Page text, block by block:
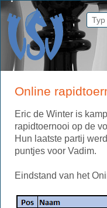
Online
Eric de Winter is
rapidtoernooi op de
Hun laatste partij
puntjes voor Vadim.
Eindstand van het